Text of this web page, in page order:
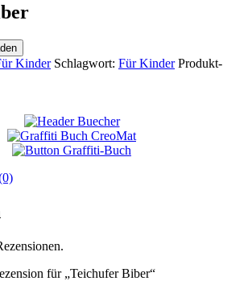
Kinder Schlagwort: Für Kinder Produkt-
für „Teichufer Biber“